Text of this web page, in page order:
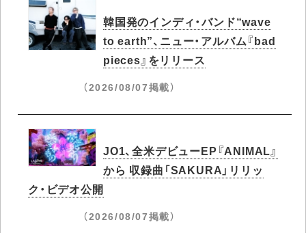
韓国発のインディ・バンド“wave
to earth”、ニュー・アルバム『bad
pieces』をリリース
（2026/08/07掲載）
JO1、全米デビューEP『ANIMAL』
から 収録曲「SAKURA」リリッ
ク・ビデオ公開
（2026/08/07掲載）